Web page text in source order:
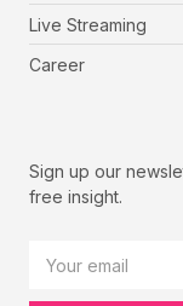
Live Streaming
Career
Sign up our
free insight.